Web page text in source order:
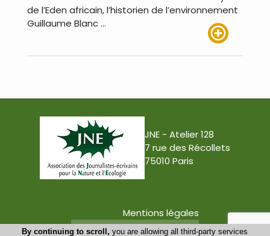
de l’Eden africain, l’historien de l’environnement
Guillaume Blanc …
JNE - Atelier 128
7 rue des Récollets
75010 Paris
Mentions légales
Conception : Tabula Rasa
By continuing to scroll, you are allowing all third-party services